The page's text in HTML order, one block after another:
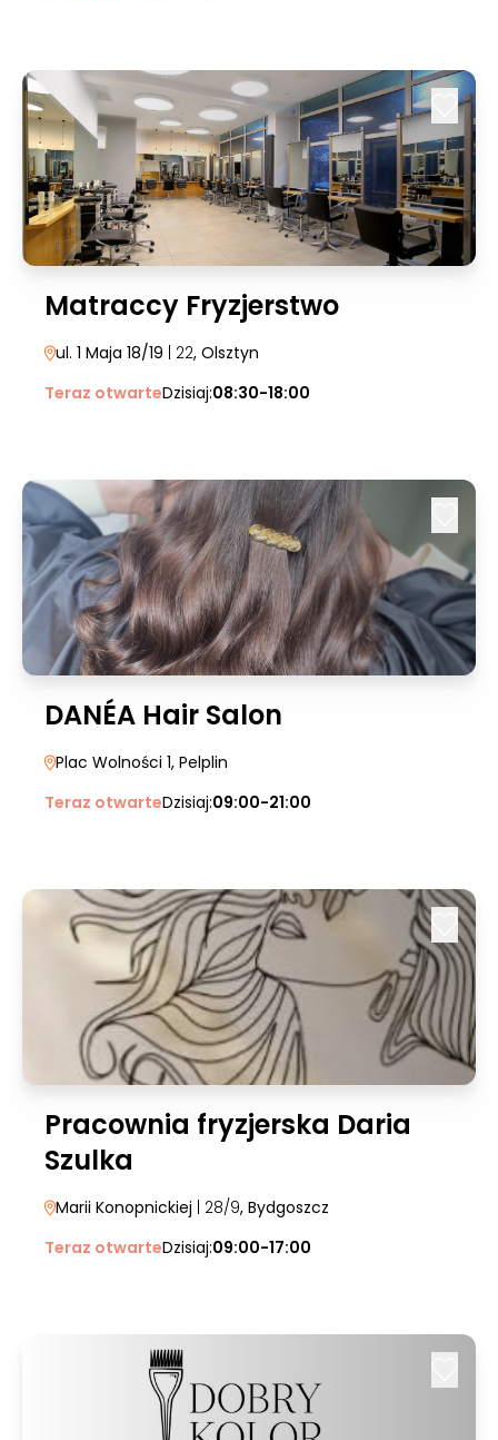
Matraccy Fryzjerstwo
ul. 1 Maja 18/19 | 22, Olsztyn
Teraz otwarteDzisiaj:08:30-18:00
DANÉA Hair Salon
Plac Wolności 1, Pelplin
Teraz otwarteDzisiaj:09:00-21:00
Pracownia fryzjerska Daria
Szulka
Marii Konopnickiej | 28/9, Bydgoszcz
Teraz otwarteDzisiaj:09:00-17:00